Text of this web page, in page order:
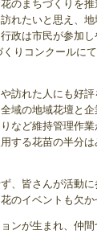
のまちづくりを
れたいと思え、
政は市民が参加
りコンクールに
訪れた人にも好
域の地域花壇と
など維持管理作
する花苗の半分
、皆さんが活動
のイベントも欠か
ンが生まれ、仲